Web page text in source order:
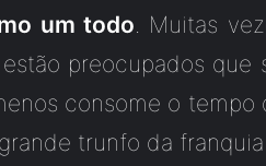
um todo . Muitas
preocupados
consome o tempo
trunfo da franquia